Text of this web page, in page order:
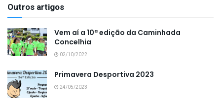
Outros artigos
Vem aí a 10ª edição da Caminhada
Concelhia
02/10/2022
Primavera Desportiva 2023
24/05/2023